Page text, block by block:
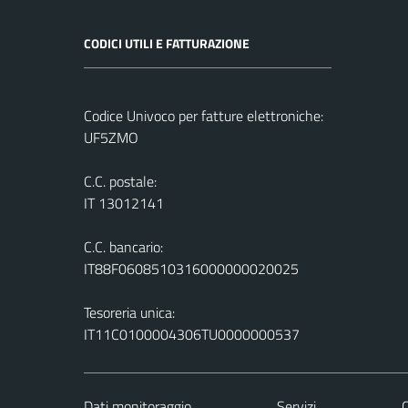
CODICI UTILI E FATTURAZIONE
Codice Univoco per fatture elettroniche:
UF5ZMO
C.C. postale:
IT 13012141
C.C. bancario:
IT88F0608510316000000020025
Tesoreria unica:
IT11C0100004306TU0000000537